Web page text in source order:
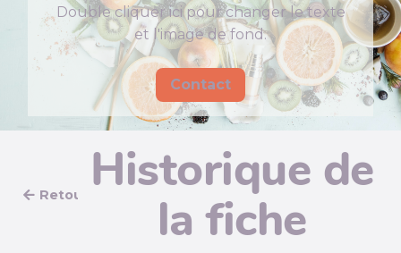
Double cliquer ici pour changer le texte
et l'image de fond.
Contact
Retour
Historique de
la fiche